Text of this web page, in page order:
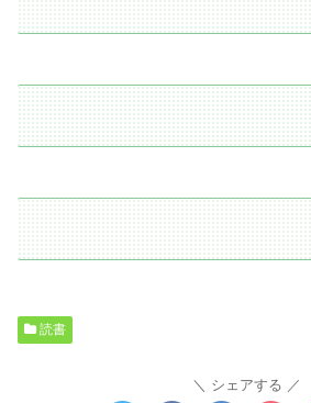
読書
シェアする